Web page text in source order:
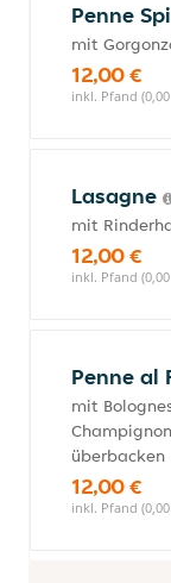
Penne
mit
12,00 €
inkl. Pfand
Lasagne
mit
12,00 €
inkl. Pfand
Penne al
mit
überbacken
12,00 €
inkl. Pfand